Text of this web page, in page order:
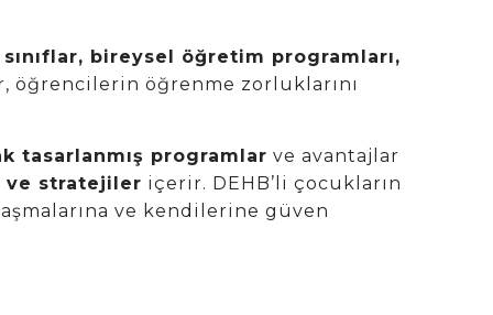
bireysel öğretim programları,
öğrencilerin öğrenme zorluklarını
tasarlanmış programlar ve avantajlar
ve stratejiler içerir. DEHB’li çocukların
ve kendilerine güven